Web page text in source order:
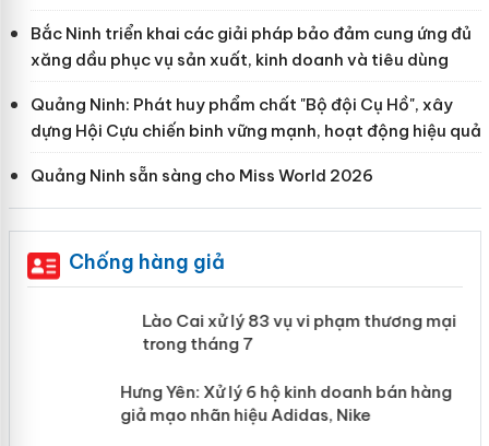
Bắc Ninh triển khai các giải pháp bảo đảm cung ứng đủ
xăng dầu phục vụ sản xuất, kinh doanh và tiêu dùng
Quảng Ninh: Phát huy phẩm chất "Bộ đội Cụ Hồ", xây
dựng Hội Cựu chiến binh vững mạnh, hoạt động hiệu quả
Quảng Ninh sẵn sàng cho Miss World 2026
Chống hàng giả
Lào Cai xử lý 83 vụ vi phạm thương
mại trong tháng 7